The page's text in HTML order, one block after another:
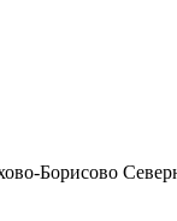
Борисово